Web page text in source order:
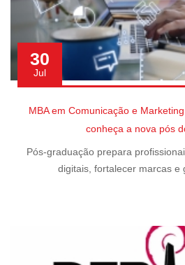
30
Jul
MBA em Comunicação e
conheça a nova pós
Pós-graduação prepara
digitais, fortalecer marcas e